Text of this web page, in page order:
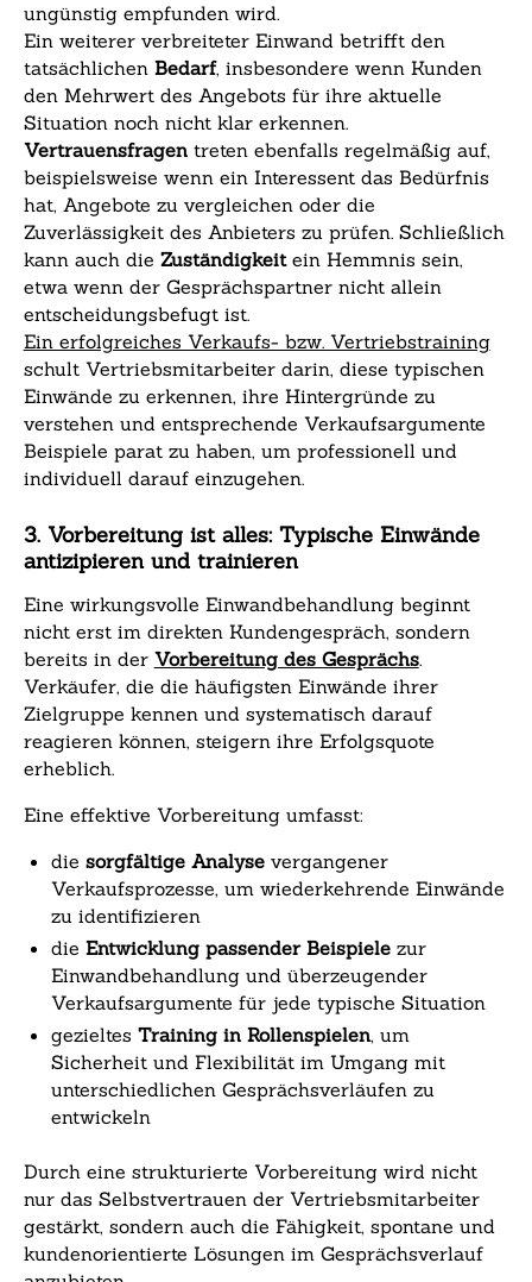
ungünstig empfunden wird.
Ein weiterer verbreiteter Einwand betrifft den
tatsächlichen Bedarf, insbesondere wenn Kunden
den Mehrwert des Angebots für ihre aktuelle
Situation noch nicht klar erkennen.
Vertrauensfragentreten ebenfalls regelmäßig auf,
beispielsweise wenn ein Interessent das Bedürfnis
hat, Angebote zu vergleichen oder die
Zuverlässigkeit des Anbieters zu prüfen. Schließlich
kann auch die Zuständigkeitein Hemmnis sein,
etwa wenn der Gesprächspartner nicht allein
entscheidungsbefugt ist.
Ein erfolgreiches Verkaufs- bzw. Vertriebstraining
schult Vertriebsmitarbeiter darin, diese typischen
Einwände zu erkennen, ihre Hintergründe zu
verstehen und entsprechende Verkaufsargumente
Beispiele parat zu haben, um professionell und
individuell darauf einzugehen.
3. Vorbereitung ist alles: Typische Einwände
antizipieren und trainieren
Eine wirkungsvolle Einwandbehandlung beginnt
nicht erst im direkten Kundengespräch, sondern
bereits in der Vorbereitung des Gesprächs.
Verkäufer, die die häufigsten Einwände ihrer
Zielgruppe kennen und systematisch darauf
reagieren können, steigern ihre Erfolgsquote
erheblich.
Eine effektive Vorbereitung umfasst:
diesorgfältige Analysevergangener
Verkaufsprozesse, um wiederkehrende Einwände
zu identifizieren
dieEntwicklung passender Beispiele zur
Einwandbehandlung und überzeugender
Verkaufsargumente für jede typische Situation
gezieltesTraining in Rollenspielen, um
Sicherheit und Flexibilität im Umgang mit
unterschiedlichen Gesprächsverläufen zu
entwickeln
Durch eine strukturierte Vorbereitung wird nicht
nur das Selbstvertrauen der Vertriebsmitarbeiter
gestärkt, sondern auch die Fähigkeit, spontane und
kundenorientierte Lösungen im Gesprächsverlauf